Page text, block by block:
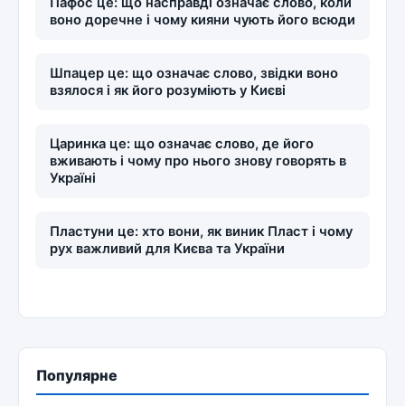
воно доречне і чому кияни чують його всюди
Шпацер це: що означає слово, звідки воно
взялося і як його розуміють у Києві
Царинка це: що означає слово, де його
вживають і чому про нього знову говорять в
Україні
Пластуни це: хто вони, як виник Пласт і чому
рух важливий для Києва та України
Популярне